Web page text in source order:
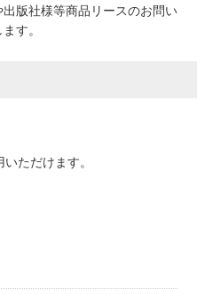
版社様等商品リースのお問い
す。
ただけます。